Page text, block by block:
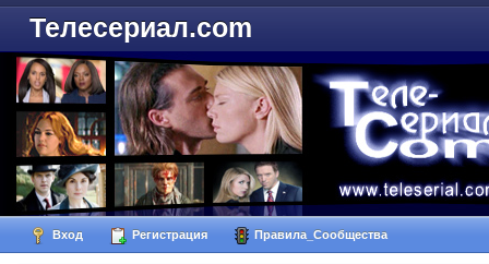
Телесериал.com
Вход Регистрация Правила_Сообщества